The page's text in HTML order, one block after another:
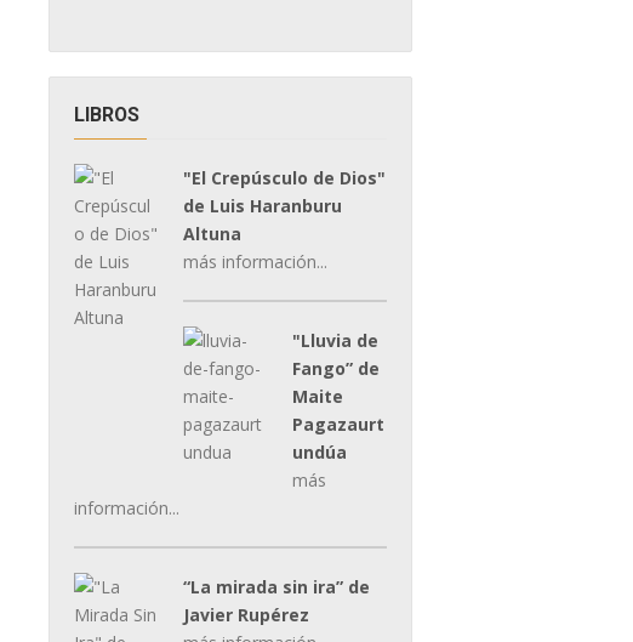
LIBROS
"El Crepúsculo de Dios"
de Luis Haranburu
Altuna
más información...
"Lluvia de
Fango” de
Maite
Pagazaurt
undúa
más
información...
“La mirada sin ira” de
Javier Rupérez